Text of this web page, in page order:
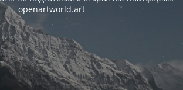
openartworld.art